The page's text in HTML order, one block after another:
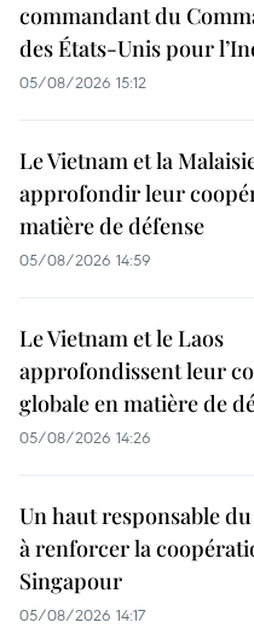
commandant du
des États-Unis pour
05/08/2026 15:12
Le Vietnam et la
approfondir leur
matière de défense
05/08/2026 14:59
Le Vietnam et le Laos
approfondissent leur
globale en matière de
05/08/2026 14:26
Un haut responsable
à renforcer la
Singapour
05/08/2026 14:17